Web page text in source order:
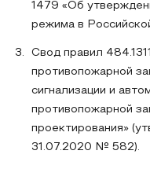
1479 «Об
режима в
Свод правил
противопожарной
сигнализации и
противопожарной
проектирования»
31.07.2020 № 582).